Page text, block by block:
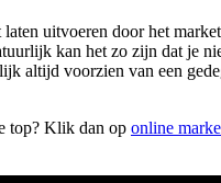
uitvoeren door het
kan het zo zijn dat je
altijd voorzien van een
top? Klik dan op online